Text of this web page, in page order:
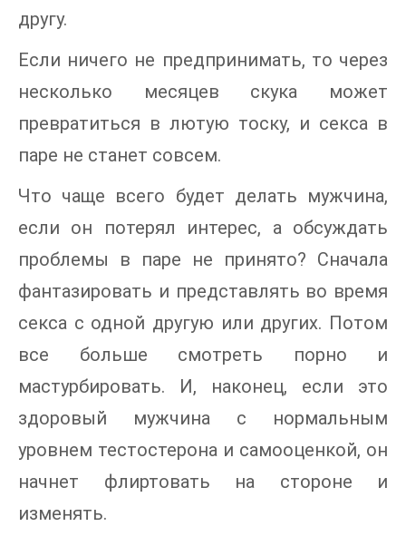
другу.
Если ничего не предпринимать, то через
несколько месяцев скука может
превратиться в лютую тоску, и секса в
паре не станет совсем.
Что чаще всего будет делать мужчина,
если он потерял интерес, а обсуждать
проблемы в паре не принято? Сначала
фантазировать и представлять во время
секса с одной другую или других. Потом
все больше смотреть порно и
мастурбировать. И, наконец, если это
здоровый мужчина с нормальным
уровнем тестостерона и самооценкой, он
начнет флиртовать на стороне и
изменять.